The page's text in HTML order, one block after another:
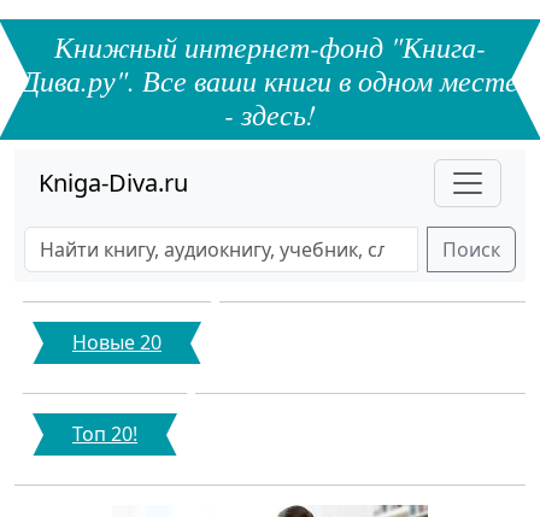
Книжный интернет-фонд "Книга-
Дива.ру". Все ваши книги в одном месте
- здесь!
Kniga-Diva.ru
Поиск
Новые 20
Топ 20!